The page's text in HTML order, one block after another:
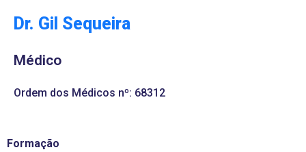
Dr. Gil Sequeira
Médico
Ordem dos Médicos nº: 68312
Formação